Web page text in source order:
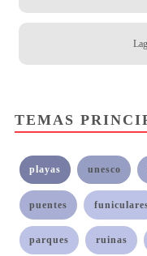
TEMAS
playas unesco
puentes
parques ruinas